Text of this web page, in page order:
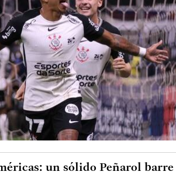
un sólido Peñarol barre